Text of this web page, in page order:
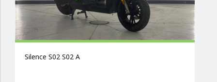
Silence S02 S02 A